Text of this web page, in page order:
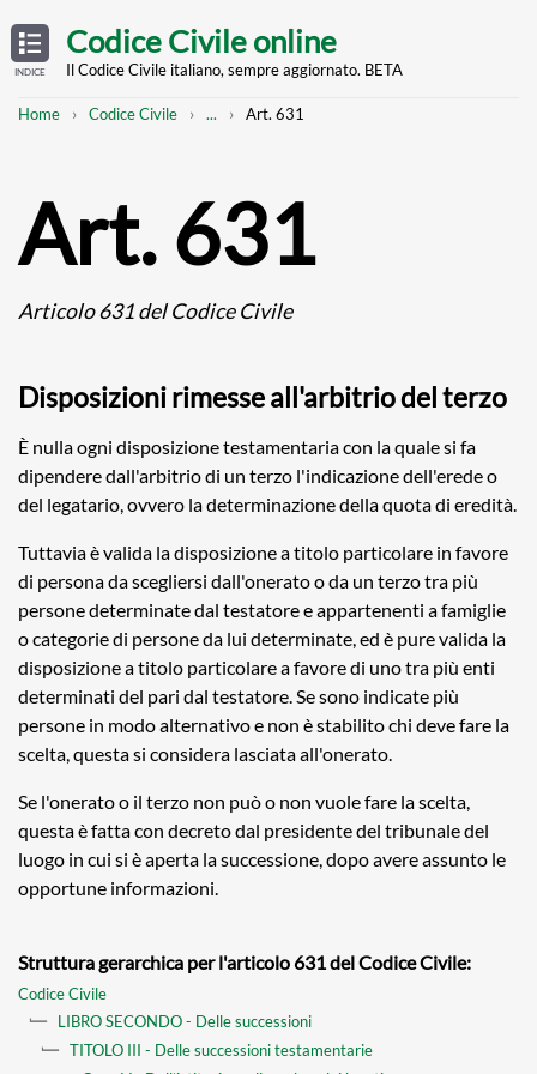
TABLE
OF
CONTENTS
INDICE
main
Codice Civile online
Il Codice Civile italiano, sempre aggiornato. BETA
Breadcrumb
Home Codice Civile
Mostra
... Art. 631
Art. 631
Articolo 631 del Codice Civile
Disposizioni rimesse all'arbitrio del terzo
È nulla ogni disposizione testamentaria con la quale si fa
dipendere dall'arbitrio di un terzo l'indicazione dell'erede o
del legatario, ovvero la determinazione della quota di eredità.
Tuttavia è valida la disposizione a titolo particolare in favore
di persona da scegliersi dall'onerato o da un terzo tra più
persone determinate dal testatore e appartenenti a famiglie
o categorie di persone da lui determinate, ed è pure valida la
disposizione a titolo particolare a favore di uno tra più enti
determinati del pari dal testatore. Se sono indicate più
persone in modo alternativo e non è stabilito chi deve fare la
scelta, questa si considera lasciata all'onerato.
Se l'onerato o il terzo non può o non vuole fare la scelta,
questa è fatta con decreto dal presidente del tribunale del
luogo in cui si è aperta la successione, dopo avere assunto le
opportune informazioni.
Struttura gerarchica per l'articolo 631 del Codice Civile:
Codice Civile
LIBRO SECONDO - Delle successioni
TITOLO III - Delle successioni testamentarie